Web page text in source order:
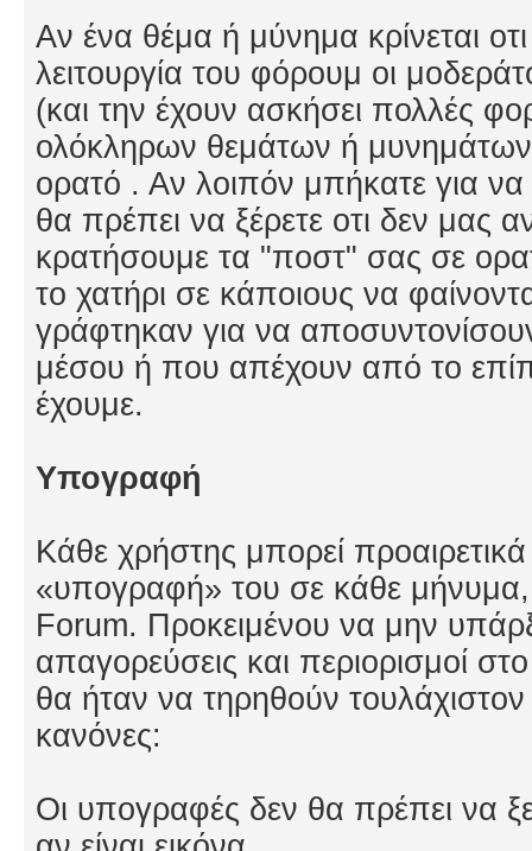
Αν ένα θέμα ή μύνημα κρίνεται
λειτουργία του φόρουμ οι
(και την έχουν ασκήσει πολλές
ολόκληρων θεμάτων ή μυνημάτων
ορατό . Αν λοιπόν μπήκατε για
θα πρέπει να ξέρετε οτι δεν μας
κρατήσουμε τα "ποστ" σας σε
το χατήρι σε κάποιους να
γράφτηκαν για να
μέσου ή που απέχουν από το
έχουμε.
Υπογραφή
Κάθε χρήστης μπορεί
«υπογραφή» του σε κάθε μήνυμα,
Forum. Προκειμένου να μην
απαγορεύσεις και περιορισμοί
θα ήταν να τηρηθούν τουλάχιστον
κανόνες:
Οι υπογραφές δεν θα πρέπει να